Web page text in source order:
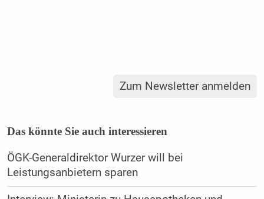
Zum Newsletter anmelden
Das könnte Sie auch interessieren
ÖGK-Generaldirektor Wurzer will bei
Leistungsanbietern sparen